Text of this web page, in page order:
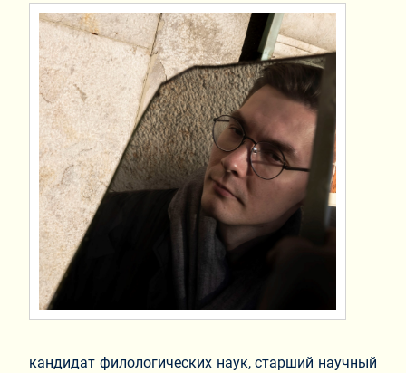
кандидат филологических наук, старший научный